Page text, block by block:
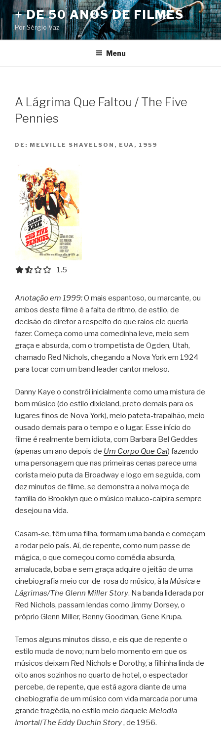
Pular
para
o
conteúdo
+ DE 50 ANOS DE FILMES
Por Sérgio Vaz
Menu
A Lágrima Que Faltou / The Five
Pennies
DE: MELVILLE SHAVELSON, EUA, 1959
1.5 out of 5.0 stars
1.5
Anotação em 1999:O mais espantoso, ou marcante, ou
ambos deste filme é a falta de ritmo, de estilo, de
decisão do diretor a respeito do que raios ele queria
fazer. Começa como uma comedinha leve, meio sem
graça e absurda, com o trompetista de Ogden, Utah,
chamado Red Nichols, chegando a Nova York em 1924
para tocar com um band leader cantor meloso.
Danny Kaye o constrói inicialmente como uma mistura de
bom músico (do estilo dixieland, preto demais para os
lugares finos de Nova York), meio pateta-trapalhão, meio
ousado demais para o tempo e o lugar. Esse início do
filme é realmente bem idiota, com Barbara Bel Geddes
(apenas um ano depois de Um Corpo Que Cai) fazendo
uma personagem que nas primeiras cenas parece uma
corista meio puta da Broadway e logo em seguida, com
dez minutos de filme, se demonstra a noiva moça de
família do Brooklyn que o músico maluco-caipira sempre
desejou na vida.
Casam-se, têm uma filha, formam uma banda e começam
a rodar pelo país. Aí, de repente, como num passe de
mágica, o que começou como comédia absurda,
amalucada, boba e sem graça adquire o jeitão de uma
cinebiografia meio cor-de-rosa do músico, à la Música e
Lágrimas/The Glenn Miller Story. Na banda liderada por
Red Nichols, passam lendas como Jimmy Dorsey, o
próprio Glenn Miller, Benny Goodman, Gene Krupa.
Temos alguns minutos disso, e eis que de repente o
estilo muda de novo; num belo momento em que os
músicos deixam Red Nichols e Dorothy, a filhinha linda de
oito anos sozinhos no quarto de hotel, o espectador
percebe, de repente, que está agora diante de uma
cinebiografia de um músico com vida marcada por uma
grande tragédia, no estilo meio daquele Melodia
Imortal/The Eddy Duchin Story, de 1956.